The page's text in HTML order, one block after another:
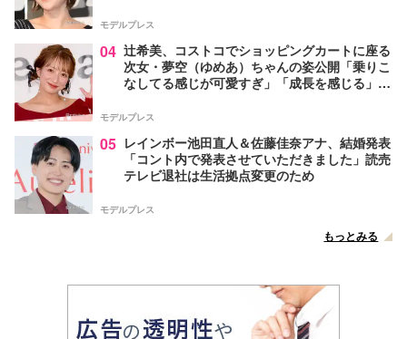
モデルプレス
04 辻希美、コストコでショッピングカートに座る
次女・夢空（ゆめあ）ちゃんの姿公開「乗りこ
なしてる感じが可愛すぎ」「成長を感じる」の
モデルプレス
05 レインボー池田直人＆佐藤佳奈アナ、結婚発表
「コント内で発表させていただきました」読売
テレビ退社は生活拠点変更のため
モデルプレス
もっとみる